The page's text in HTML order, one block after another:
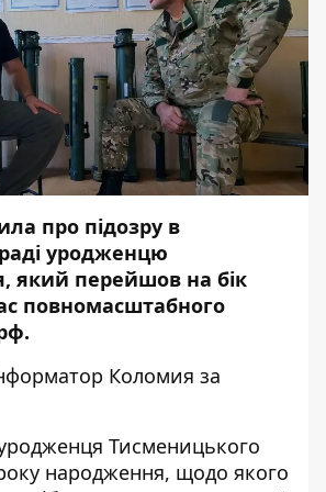
про підозру в
уродженцю
який перейшов на бік
повномасштабного
Коломия за
Тисменицького
народження, щодо якого